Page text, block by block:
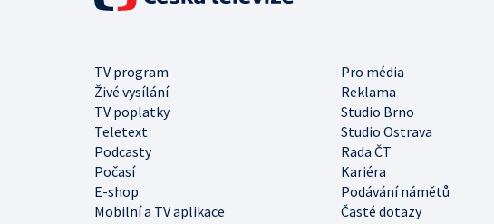
TV program
Pro média
Živé vysílání
Reklama
TV poplatky
Studio Brno
Teletext
Studio Ostrava
Podcasty
Rada ČT
Počasí
Kariéra
E-shop
Podávání námětů
Mobilní a TV aplikace
Časté dotazy